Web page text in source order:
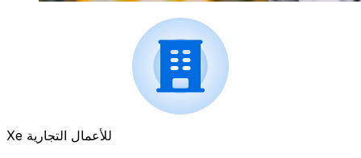
Xe للأعمال التجارية